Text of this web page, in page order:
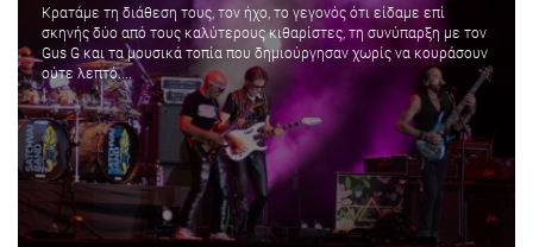
Κρατάμε τη διάθεση τους, τον ήχο, το γεγονός ότι είδαμε επί
σκηνής δύο από τους καλύτερους κιθαρίστες, τη συνύπαρξη με τον
Gus G και τα μουσικά τοπία που δημιούργησαν χωρίς να κουράσουν
ούτε λεπτό....